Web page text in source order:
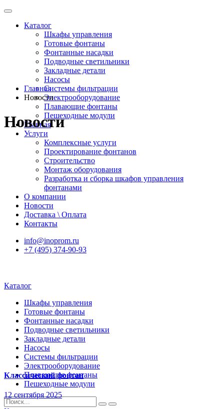
Каталог
Шкафы управления
Готовые фонтаны
Фонтанные насадки
Подводные светильники
Закладные детали
Насосы
Системы фильтрации
Электрооборудование
Плавающие фонтаны
Пешеходные модули
Главная
Услуги
Комплексные услуги
Проектирование фонтанов
Строительство
Монтаж оборудования
Разработка и сборка шкафов управления
фонтанами
О компании
Новости
Доставка \ Оплата
Контакты
info@inoprom.ru
+7 (495) 374-90-93
Каталог
Шкафы управления
Готовые фонтаны
Фонтанные насадки
Подводные светильники
Закладные детали
Насосы
Системы фильтрации
Электрооборудование
Плавающие фонтаны
Пешеходные модули
Главная
Новости
Новости
Классический фонтан
12 сентября 2025